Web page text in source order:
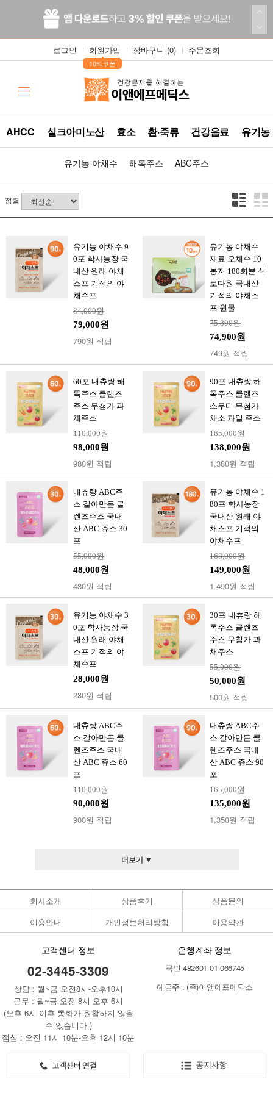
로그인 회원가입
▲
10%쿠폰
장바구니 (0) 주문조회
AHCC 실크아미노산 효소 환·죽류 건강음료 유기
유기농 야채수 해톡주스 ABC주스
정렬
유기농 야채수 9
0포 학사농장 국
내산 원래 야채
스프 기적의 야
채수프
84,000원
79,000원
790원 적립
유기농 야채수
재료 오채수 10
봉지 180회분 석
로다원 국내산
기적의 야채스
프 원물
75,800원
74,900원
749원 적립
60포 내츄랑 해
톡주스 클렌즈
주스 무첨가 과
채주스
110,000원
98,000원
980원 적립
90포 내츄랑 해
톡주스 클렌즈
스무디 무첨가
채소 과일 주스
165,000원
138,000원
1,380원 적립
내츄랑 ABC주
스 갈아만든 클
렌즈주스 국내
산 ABC 쥬스 30
포
55,000원
48,000원
480원 적립
유기농 야채수 1
80포 학사농장
국내산 원래 야
채스프 기적의
야채수프
168,000원
149,000원
1,490원 적립
유기농 야채수 3
0포 학사농장 국
내산 원래 야채
스프 기적의 야
채수프
28,000원
280원 적립
30포 내츄랑 해
톡주스 클렌즈
주스 무첨가 과
채주스
55,000원
50,000원
500원 적립
내츄랑 ABC주
스 갈아만든 클
렌즈주스 국내
산 ABC 쥬스 60
포
110,000원
90,000원
900원 적립
내츄랑 ABC주
스 갈아만든 클
렌즈주스 국내
산 ABC 쥬스 90
포
165,000원
135,000원
1,350원 적립
더보기 ▼
회사소개 상품후기
상품문의
이용안내
개인정보처리방침 이용약관
고객센터 정보
02-3445-3309
상담 : 월~금 오전8시-오후10시
근무 : 월~금 오전 8시-오후 6시
(오후 6시 이후 통화가 원활하지 않을
수 있습니다.)
점심 : 오전 11시 10분-오후 12시 10분
은행계좌 정보
국민 482601-01-066745
예금주 : (주)이앤에프메딕스